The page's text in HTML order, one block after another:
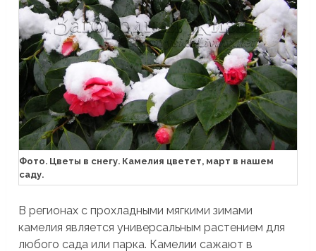
Фото. Цветы в снегу. Камелия цветет, март в нашем
саду.
В регионах с прохладными мягкими зимами
камелия является универсальным растением для
любого сада или парка. Камелии сажают в